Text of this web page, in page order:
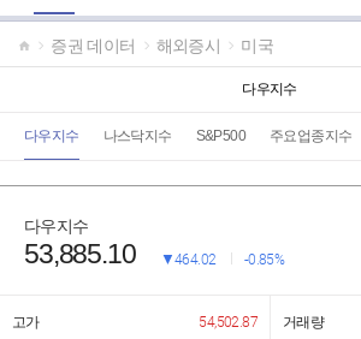
증권 데이터 해외증시 미국
다우지수
다우지수 나스닥지수 S&P500 주요업종지수
다우지수
53,885.10 464.02 0.85%
고가 54,502.87 거래량